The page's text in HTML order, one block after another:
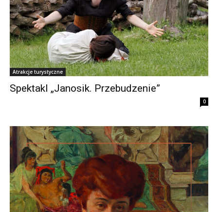
Atrakcje turystyczne
Spektakl „Janosik. Przebudzenie”
0